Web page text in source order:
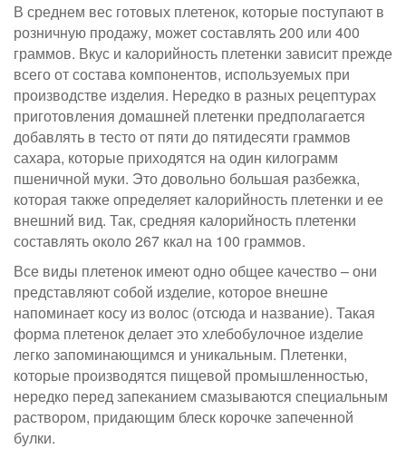
В среднем вес готовых плетенок, которые поступают в
розничную продажу, может составлять 200 или 400
граммов. Вкус и калорийность плетенки зависит прежде
всего от состава компонентов, используемых при
производстве изделия. Нередко в разных рецептурах
приготовления домашней плетенки предполагается
добавлять в тесто от пяти до пятидесяти граммов
сахара, которые приходятся на один килограмм
пшеничной муки. Это довольно большая разбежка,
которая также определяет калорийность плетенки и ее
внешний вид. Так, средняя калорийность плетенки
составлять около 267 ккал на 100 граммов.
Все виды плетенок имеют одно общее качество – они
представляют собой изделие, которое внешне
напоминает косу из волос (отсюда и название). Такая
форма плетенок делает это хлебобулочное изделие
легко запоминающимся и уникальным. Плетенки,
которые производятся пищевой промышленностью,
нередко перед запеканием смазываются специальным
раствором, придающим блеск корочке запеченной
булки.